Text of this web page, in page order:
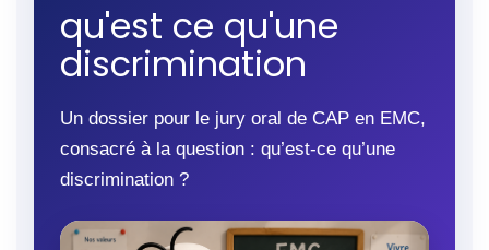
qu'est ce qu'une
discrimination
Un dossier pour le jury oral de CAP en EMC,
consacré à la question : qu’est-ce qu’une
discrimination ?